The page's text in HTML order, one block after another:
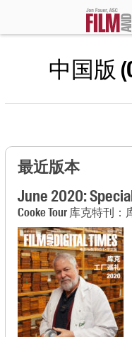
中国版
最近版本
June 2020:
Cooke Tour 库克特刊